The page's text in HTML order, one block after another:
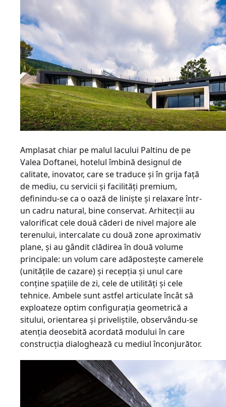
Amplasat chiar pe malul lacului Paltinu de pe
Valea Doftanei, hotelul îmbină designul de
calitate, inovator, care se traduce şi în grija faţă
de mediu, cu servicii şi facilităţi premium,
definindu-se ca o oază de linişte şi relaxare într-
un cadru natural, bine conservat. Arhitecţii au
valorificat cele două căderi de nivel majore ale
terenului, intercalate cu două zone aproximativ
plane, şi au gândit clădirea în două volume
principale: un volum care adăposteşte camerele
(unităţile de cazare) şi recepţia şi unul care
conţine spaţiile de zi, cele de utilităţi şi cele
tehnice. Ambele sunt astfel articulate încât să
exploateze optim configuraţia geometrică a
sitului, orientarea şi priveliştile, observându-se
atenţia deosebită acordată modului în care
construcţia dialoghează cu mediul înconjurător.